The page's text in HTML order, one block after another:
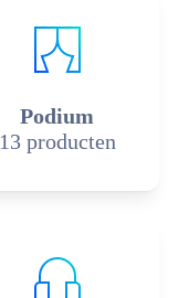
Podium
13 producten